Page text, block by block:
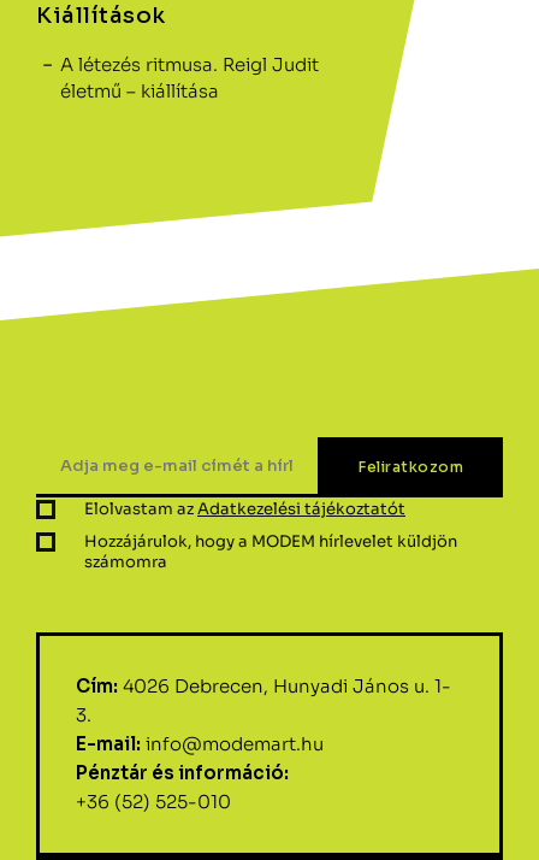
Kiállítások
A létezés ritmusa. Reigl Judit
életmű – kiállítása
Elolvastam azAdatkezelési tájékoztatót
Hozzájárulok, hogy a MODEM hírlevelet küldjön
számomra
Cím: 4026 Debrecen, Hunyadi János u. 1-
3.
E-mail: info@modemart.hu
Pénztár és információ:
+36 (52) 525-010